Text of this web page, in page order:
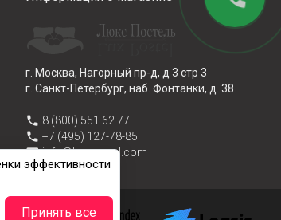
г. Москва, Нагорный пр-д, д 3 стр 3
г. Санкт-Петербург, наб. Фонтанки, д. 38
phone 8 (800) 551 62 77
phone +7 (495) 127-78-85
emailinfo@lux-postel.com
эффективности
Принять все